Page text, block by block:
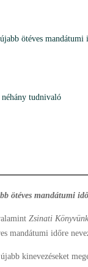
ötéves mandátumi
néhány tudnivaló
ötéves mandátumi
Zsinati
mandátumi időre
kinevezéseket